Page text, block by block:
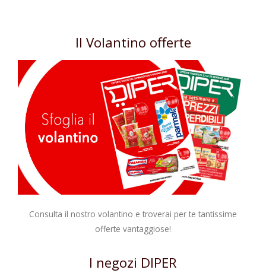
Il Volantino offerte
Consulta il nostro volantino e troverai per te tantissime
offerte vantaggiose!
I negozi DIPER